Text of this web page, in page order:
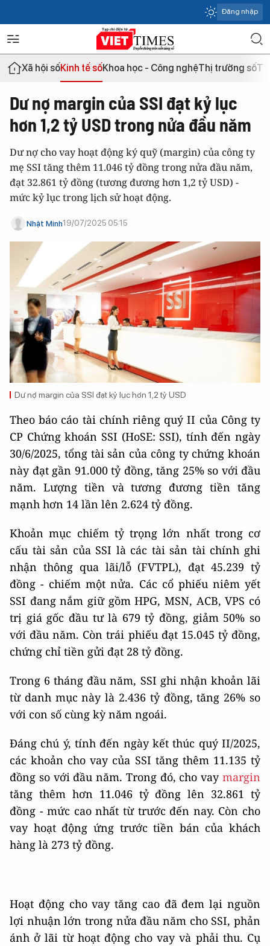
Đăng nhập
Xã hội sốKinh tế sốKhoa học - Công nghệThị trường số
Dư nợ margin của SSI đạt kỷ lục
hơn 1,2 tỷ USD trong nửa đầu năm
Dư nợ cho vay hoạt động ký quỹ (margin) của công ty
mẹ SSI tăng thêm 11.046 tỷ đồng trong nửa đầu năm,
đạt 32.861 tỷ đồng (tương đương hơn 1,2 tỷ USD) -
mức kỷ lục trong lịch sử hoạt động.
Nhật Minh19/07/2025 05:15
Dư nợ margin của SSI đạt kỷ lục hơn 1,2 tỷ USD
Theo báo cáo tài chính riêng quý II của Công ty
CP Chứng khoán SSI (HoSE: SSI), tính đến ngày
30/6/2025, tổng tài sản của công ty chứng khoán
này đạt gần 91.000 tỷ đồng, tăng 25% so với đầu
năm. Lượng tiền và tương đương tiền tăng
mạnh hơn 14 lần lên 2.624 tỷ đồng.
Khoản mục chiếm tỷ trọng lớn nhất trong cơ
cấu tài sản của SSI là các tài sản tài chính ghi
nhận thông qua lãi/lỗ (FVTPL), đạt 45.239 tỷ
đồng - chiếm một nửa. Các cổ phiếu niêm yết
SSI đang nắm giữ gồm HPG, MSN, ACB, VPS có
trị giá gốc đầu tư là 679 tỷ đồng, giảm 50% so
với đầu năm. Còn trái phiếu đạt 15.045 tỷ đồng,
chứng chỉ tiền gửi đạt 28 tỷ đồng.
Trong 6 tháng đầu năm, SSI ghi nhận khoản lãi
từ danh mục này là 2.436 tỷ đồng, tăng 26% so
với con số cùng kỳ năm ngoái.
Đáng chú ý, tính đến ngày kết thúc quý II/2025,
các khoản cho vay của SSI tăng thêm 11.135 tỷ
đồng so với đầu năm. Trong đó, cho vay margin
tăng thêm hơn 11.046 tỷ đồng lên 32.861 tỷ
đồng - mức cao nhất từ trước đến nay. Còn cho
vay hoạt động ứng trước tiền bán của khách
hàng là 273 tỷ đồng.
Hoạt động cho vay tăng cao đã đem lại nguồn
lợi nhuận lớn trong nửa đầu năm cho SSI, phản
ánh ở lãi từ hoạt động cho vay và phải thu. Cụ